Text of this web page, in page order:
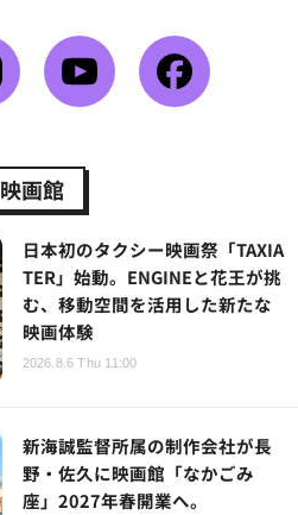
映画館
日本初のタクシー映画祭「TAXIA
TER」始動。ENGINEと花王が挑
む、移動空間を活用した新たな
映画体験
2026.8.6 Thu 11:00
新海誠監督所属の制作会社が長
野・佐久に映画館「なかごみ
座」2027年春開業へ。